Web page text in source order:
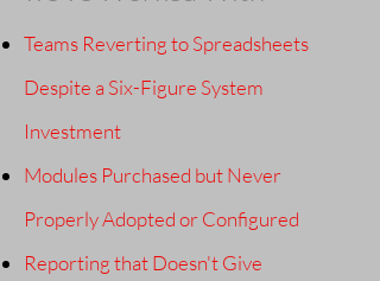
Teams Reverting to Spreadsheets
Despite a Six-Figure System
Investment
Modules Purchased but Never
Properly Adopted or Configured
Reporting that Doesn't Give